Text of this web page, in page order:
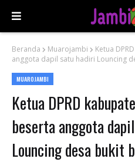
Beranda Muarojambi
Ketua
anggota dapil satu hadiri Louncing
MUAROJAMBI
Ketua DPRD
beserta anggota
Louncing desa bukit